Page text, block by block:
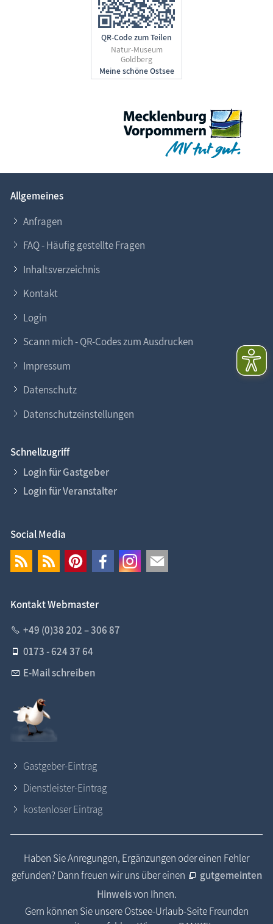
QR-Code zum Teilen
Natur-Museum
Goldberg
Allgemeines
Anfragen
FAQ - Häufig gestellte Fragen
Inhaltsverzeichnis
Kontakt
Login
Scann mich - QR-Codes zum Ausdrucken
Impressum
Datenschutz
Datenschutzeinstellungen
Schnellzugriff
Login für Gastgeber
Login für Veranstalter
Social Media
Kontakt Webmaster
+49 (0)38 202 – 306 87
0173 - 624 37 64
E-Mail schreiben
Gastgeber-Eintrag
Dienstleister-Eintrag
kostenloser Eintrag
Haben Sie Anregungen, Ergänzungen oder einen Fehler
gefunden? Dann freuen wir uns über einen
gutgemeinten
Hinweisvon Ihnen.
Gern können Sie unsere Ostsee-Urlaub-Seite Freunden